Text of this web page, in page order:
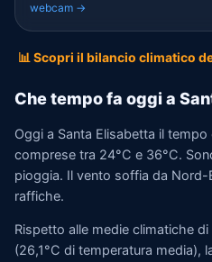
webcam →
📊 Scopri il bilancio climatico
Che tempo fa oggi a
Oggi a Santa Elisabetta il tempo
comprese tra 24°C e 36°C.
pioggia. Il vento soffia da
raffiche.
Rispetto alle medie climatiche
(26,1°C di temperatura media),